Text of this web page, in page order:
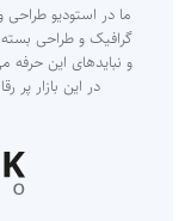
ما در استودیو طراحی
گرافیک و طراحی بسته
و نبایدهای این
در این بازار پر